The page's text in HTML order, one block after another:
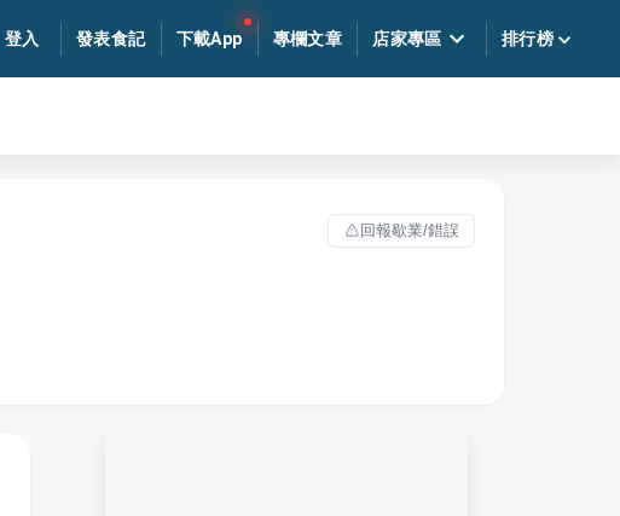
登入 發表食記 下載App 專欄文章 店家專區 排行榜
回報歇業/錯誤